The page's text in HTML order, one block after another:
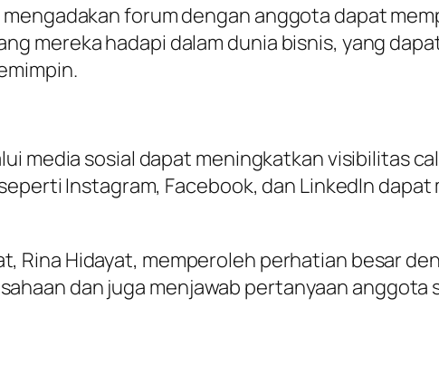
forum dengan anggota dapat
mereka hadapi dalam dunia bisnis, yang
media sosial dapat meningkatkan visibilitas
Instagram, Facebook, dan LinkedIn
Rina Hidayat, memperoleh perhatian besar
dan juga menjawab pertanyaan anggota